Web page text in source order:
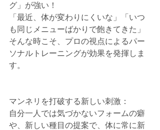
グ」が強い！
「最近、体が変わりにくいな」「いつ
も同じメニューばかりで飽きてきた」
そんな時こそ、プロの視点によるパー
ソナルトレーニングが効果を発揮しま
す。
マンネリを打破する新しい刺激：
自分一人では気づかないフォームの癖
や、新しい種目の提案で、体に常に新